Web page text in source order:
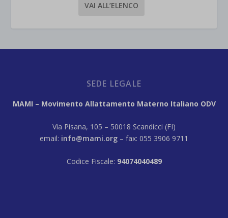
VAI ALL’ELENCO
SEDE LEGALE
MAMI – Movimento Allattamento Materno Italiano ODV
Via Pisana, 105 – 50018 Scandicci (FI)
email: info@mami.org – fax: 055 3906 9711
Codice Fiscale: 94074040489